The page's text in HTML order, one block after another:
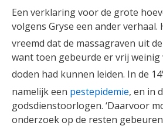
Een verklaring voor de grote
volgens Gryse een ander verhaal.
vreemd dat de massagraven uit
want toen gebeurde er vrij weinig
doden had kunnen leiden. In de 14
namelijk een pestepidemie, en in
godsdienstoorlogen. ‘Daarvoor
onderzoek op de resten